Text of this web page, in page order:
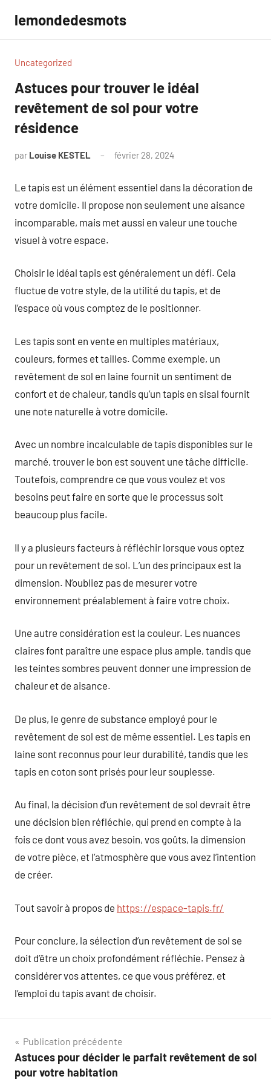
contenu
lemondedesmots
Uncategorized
Astuces pour trouver le idéal
revêtement de sol pour votre
résidence
par Louise KESTEL février 28, 2024
Le tapis est un élément essentiel dans la décoration de
votre domicile. Il propose non seulement une aisance
incomparable, mais met aussi en valeur une touche
visuel à votre espace.
Choisir le idéal tapis est généralement un défi. Cela
fluctue de votre style, de la utilité du tapis, et de
l’espace où vous comptez de le positionner.
Les tapis sont en vente en multiples matériaux,
couleurs, formes et tailles. Comme exemple, un
revêtement de sol en laine fournit un sentiment de
confort et de chaleur, tandis qu’un tapis en sisal fournit
une note naturelle à votre domicile.
Avec un nombre incalculable de tapis disponibles sur le
marché, trouver le bon est souvent une tâche difficile.
Toutefois, comprendre ce que vous voulez et vos
besoins peut faire en sorte que le processus soit
beaucoup plus facile.
Il y a plusieurs facteurs à réfléchir lorsque vous optez
pour un revêtement de sol. L’un des principaux est la
dimension. N’oubliez pas de mesurer votre
environnement préalablement à faire votre choix.
Une autre considération est la couleur. Les nuances
claires font paraître une espace plus ample, tandis que
les teintes sombres peuvent donner une impression de
chaleur et de aisance.
De plus, le genre de substance employé pour le
revêtement de sol est de même essentiel. Les tapis en
laine sont reconnus pour leur durabilité, tandis que les
tapis en coton sont prisés pour leur souplesse.
Au final, la décision d’un revêtement de sol devrait être
une décision bien réfléchie, qui prend en compte à la
fois ce dont vous avez besoin, vos goûts, la dimension
de votre pièce, et l’atmosphère que vous avez l’intention
de créer.
Tout savoir à propos de https://espace-tapis.fr/
Pour conclure, la sélection d’un revêtement de sol se
doit d’être un choix profondément réfléchie. Pensez à
considérer vos attentes, ce que vous préférez, et
l’emploi du tapis avant de choisir.
Navigation
de
Publication précédente
Astuces pour décider le parfait revêtement de sol
pour votre habitation